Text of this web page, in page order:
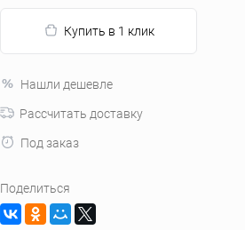
Купить в 1 клик
Нашли дешевле
Рассчитать доставку
Под заказ
Поделиться